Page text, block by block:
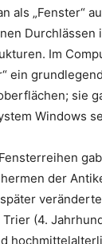
als „Fenster“
Durchlässen
Im
ein
sie
Windows
der
(4.